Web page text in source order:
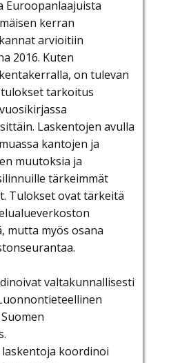
Euroopanlaajuista
kerran
arvioitiin
2016. Kuten
on tulevan
tarkoitus
Laskentojen avulla
kantojen ja
muutoksia ja
tärkeimmät
Tulokset ovat tärkeitä
mutta myös osana
valtakunnallisesti
laskentoja koordinoi